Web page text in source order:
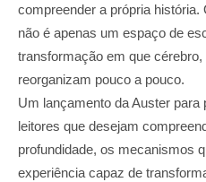
compreender a própria
não é apenas um espaço de
transformação em que
reorganizam pouco a pouco.
Um lançamento da Auster
leitores que desejam
profundidade, os mecanismos
experiência capaz de